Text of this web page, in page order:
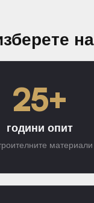
25+
години опит
материали